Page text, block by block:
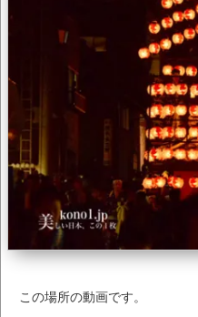
この場所の動画です。